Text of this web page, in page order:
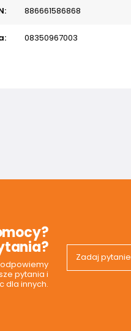
886661586868
08350967003
pytania i
dla innych.
Zadaj pytanie